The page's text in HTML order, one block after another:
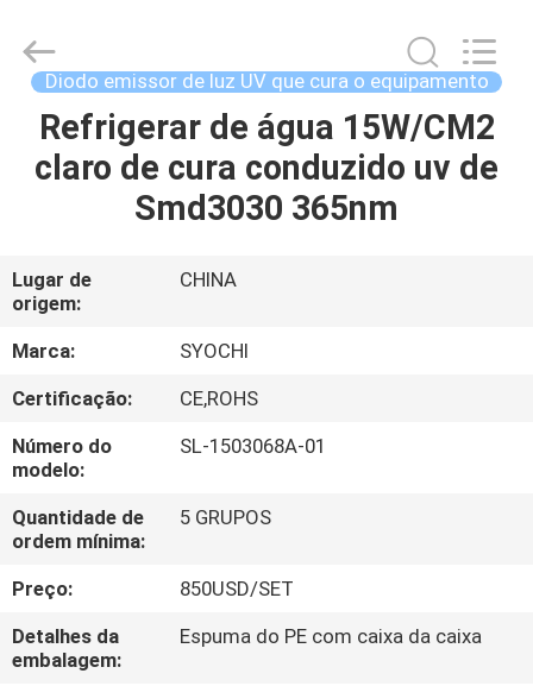
CASA
PRODUTOS
SOBRE
NÓS
EXCURSÃO
DA
FÁBRICA
CONTROLE
DA
QUALIDADE
Shenzhen
Syochi
Electronics
Reserved.
Diodo emissor de luz UV que cura o equipamento
Refrigerar de água 15W/CM2
claro de cura conduzido uv de
Smd3030 365nm
Lugar de
origem:
CHINA
Marca:
SYOCHI
Certificação:
CE,ROHS
Número do
modelo:
SL-1503068A-01
Quantidade de
ordem mínima:
5 GRUPOS
Preço:
850USD/SET
Detalhes da
embalagem:
Espuma do PE com caixa da caixa